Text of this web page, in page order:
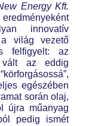
Energy Kft.
innovatív
a világ vezető
az
vált az eddig
egészében
során olaj,
újra műanyag
pedig ismét